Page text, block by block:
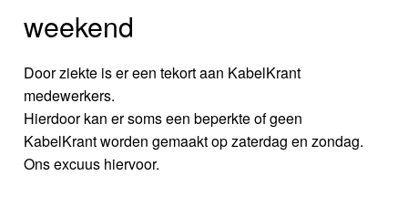
weekend
Door ziekte is er een tekort aan KabelKrant
medewerkers.
Hierdoor kan er soms een beperkte of geen
KabelKrant worden gemaakt op zaterdag en zondag.
Ons excuus hiervoor.